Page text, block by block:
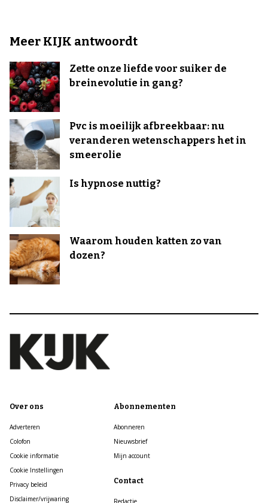
Meer KIJK antwoordt
Zette onze liefde voor suiker de
breinevolutie in gang?
Pvc is moeilijk afbreekbaar: nu
veranderen wetenschappers het in
smeerolie
Is hypnose nuttig?
Waarom houden katten zo van
dozen?
Over ons
Adverteren
Colofon
Cookie informatie
Cookie Instellingen
Privacy beleid
Disclaimer/vrijwaring
Abonnementen
Abonneren
Nieuwsbrief
Mijn account
Contact
Redactie